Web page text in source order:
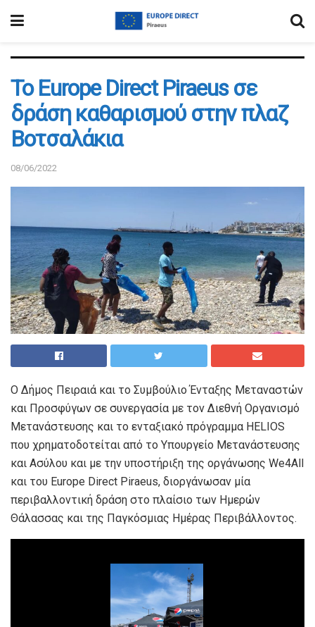
To Europe Direct Piraeus σε
δράση καθαρισμού στην πλαζ
Βοτσαλάκια
08/06/2022
Ο Δήμος Πειραιά και το Συμβούλιο Ένταξης Μεταναστών
και Προσφύγων σε συνεργασία με τον Διεθνή Οργανισμό
Μετανάστευσης και το ενταξιακό πρόγραμμα HELIOS
που χρηματοδοτείται από το Υπουργείο Μετανάστευσης
και Ασύλου και με την υποστήριξη της οργάνωσης We4All
και του Europe Direct Piraeus, διοργάνωσαν μία
περιβαλλοντική δράση στο πλαίσιο των Ημερών
Θάλασσας και της Παγκόσμιας Ημέρας Περιβάλλοντος.